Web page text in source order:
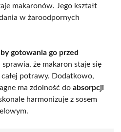
makaronów. Jego kształt
w żaroodpornych
gotowania go przed
sprawia, że makaron staje się
potrawy. Dodatkowo,
ma zdolność do absorpcji
harmonizuje z sosem